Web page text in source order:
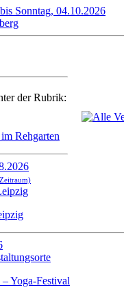
Sonntag, 04.10.2026
der Rubrik:
Rehgarten
Yoga-Festival